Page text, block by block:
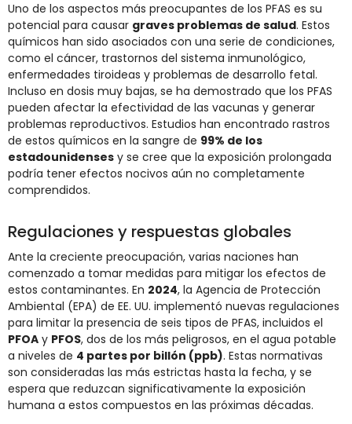
Uno de los aspectos más preocupantes de los PFAS es su
potencial para causar graves problemas de salud. Estos
químicos han sido asociados con una serie de condiciones,
como el cáncer, trastornos del sistema inmunológico,
enfermedades tiroideas y problemas de desarrollo fetal.
Incluso en dosis muy bajas, se ha demostrado que los PFAS
pueden afectar la efectividad de las vacunas y generar
problemas reproductivos. Estudios han encontrado rastros
de estos químicos en la sangre de 99% de los
estadounidenses y se cree que la exposición prolongada
podría tener efectos nocivos aún no completamente
comprendidos.
Regulaciones y respuestas globales
Ante la creciente preocupación, varias naciones han
comenzado a tomar medidas para mitigar los efectos de
estos contaminantes. En 2024, la Agencia de Protección
Ambiental (EPA) de EE. UU. implementó nuevas regulaciones
para limitar la presencia de seis tipos de PFAS, incluidos el
PFOA y PFOS, dos de los más peligrosos, en el agua potable
a niveles de 4 partes por billón (ppb). Estas normativas
son consideradas las más estrictas hasta la fecha, y se
espera que reduzcan significativamente la exposición
humana a estos compuestos en las próximas décadas.